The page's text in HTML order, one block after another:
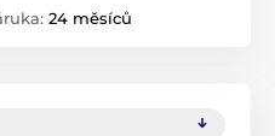
24 měsíců